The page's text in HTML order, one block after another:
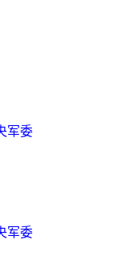
军委
军委